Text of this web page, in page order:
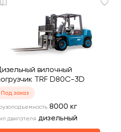
вилочный
TRF D80C-3D
Под заказ
8000 кг
двигателя дизельный